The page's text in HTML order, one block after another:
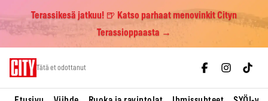
Terassikesä jatkuu! 🍺 Katso parhaat menovinkit Cityn
Terassioppaasta →
Tätä et odottanut